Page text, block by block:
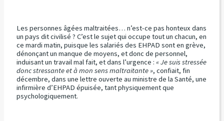
Les personnes âgées maltraitées… n’est-ce pas honteux dans
un pays dit civilisé ? C’est le sujet qui occupe tout un chacun, en
ce mardi matin, puisque les salariés des EHPAD sont en grève,
dénonçant un manque de moyens, et donc de personnel,
induisant un travail mal fait, et dans l’urgence : « Je suis stressée
donc stressante et à mon sens maltraitante », confiait, fin
décembre, dans une lettre ouverte au ministre de la Santé, une
infirmière d’EHPAD épuisée, tant physiquement que
psychologiquement.